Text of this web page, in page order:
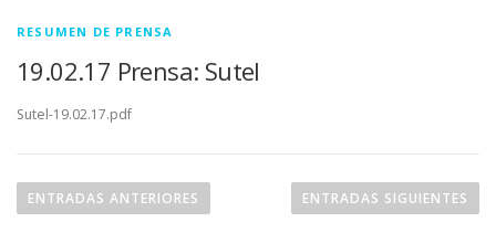
RESUMEN DE PRENSA
19.02.17 Prensa: Sutel
Sutel-19.02.17.pdf
aENTRADAS ANTERIORES ENTRADAS SIGUIENTES